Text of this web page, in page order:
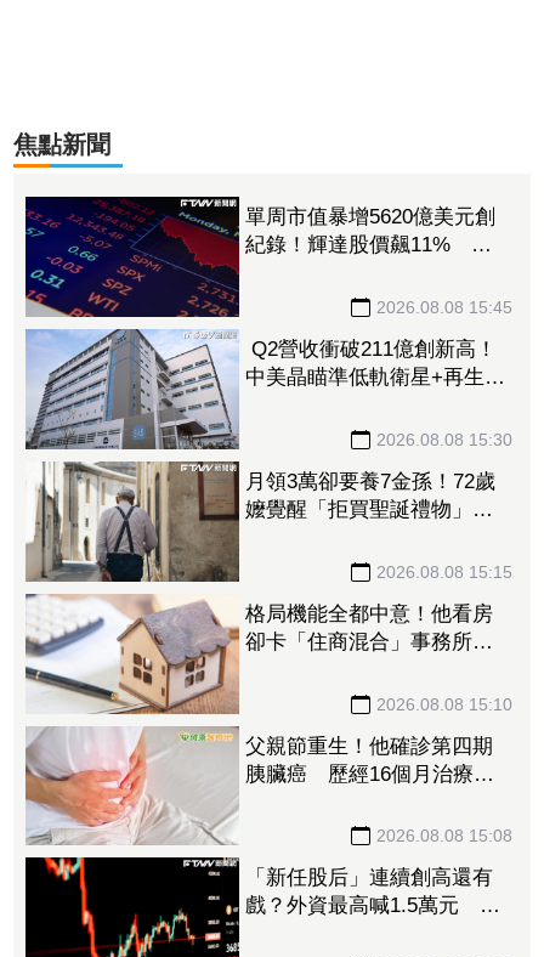
焦點新聞
單周市值暴增5620億美元創
紀錄！輝達股價飆11% 馬
2026.08.08 15:45
Q2營收衝破211億創新高！
中美晶瞄準低軌衛星+再生能
2026.08.08 15:30
月領3萬卻要養7金孫！72歲
嬤覺醒「拒買聖誕禮物」踩
2026.08.08 15:15
格局機能全都中意！他看房
卻卡「住商混合」事務所過
2026.08.08 15:10
父親節重生！他確診第四期
胰臟癌 歷經16個月治療病
2026.08.08 15:08
「新任股后」連續創高還有
戲？外資最高喊1.5萬元 目